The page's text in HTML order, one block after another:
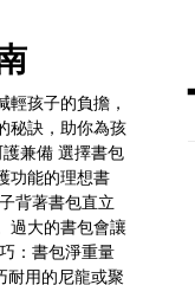
孩子的負擔，
秘訣，助你為孩
兼備 選擇書包
功能的理想書
過大的書包會讓
耐用的尼龍或聚